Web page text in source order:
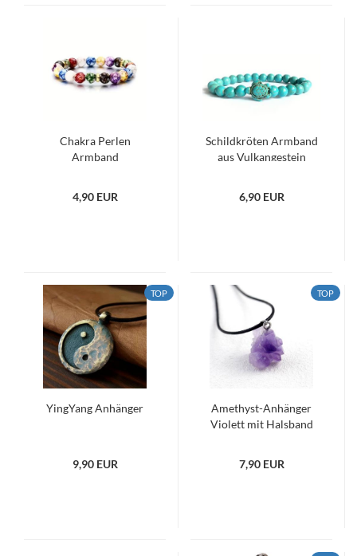
Chakra Perlen
Armband
4,90 EUR
Schildkröten Armband
aus Vulkangestein
6,90 EUR
TOP
YingYang Anhänger
9,90 EUR
TOP
Amethyst-Anhänger
Violett mit Halsband
7,90 EUR